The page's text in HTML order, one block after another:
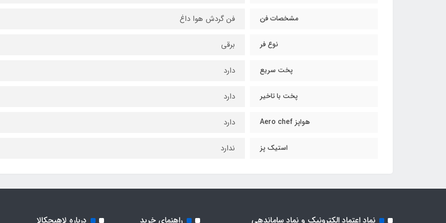
مشخصات فن فن گردش هوا داغ
نوع فر برقی
پخت سریع دارد
پخت با تاخیر دارد
هواپز Aero chef دارد
استیک پز ندارد
نماد اعتماد الکترونیک و نماد ساماندهی راهنمای خرید درباره لاهیجکالا